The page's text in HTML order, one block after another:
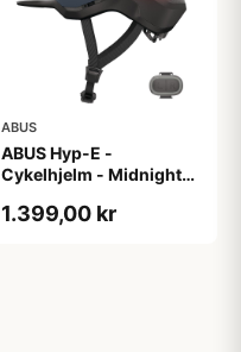
ABUS
ABUS Hyp-E -
Cykelhjelm - Midnight
1.399,00 kr